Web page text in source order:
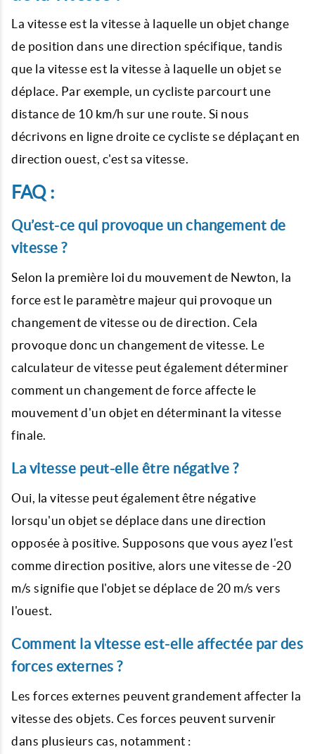
La vitesse est la vitesse à laquelle un objet change
de position dans une direction spécifique, tandis
que la vitesse est la vitesse à laquelle un objet se
déplace. Par exemple, un cycliste parcourt une
distance de 10 km/h sur une route. Si nous
décrivons en ligne droite ce cycliste se déplaçant en
direction ouest, c'est sa vitesse.
FAQ :
Qu’est-ce qui provoque un changement de
vitesse ?
Selon la première loi du mouvement de Newton, la
force est le paramètre majeur qui provoque un
changement de vitesse ou de direction. Cela
provoque donc un changement de vitesse. Le
calculateur de vitesse peut également déterminer
comment un changement de force affecte le
mouvement d'un objet en déterminant la vitesse
finale.
La vitesse peut-elle être négative ?
Oui, la vitesse peut également être négative
lorsqu'un objet se déplace dans une direction
opposée à positive. Supposons que vous ayez l'est
comme direction positive, alors une vitesse de -20
m/s signifie que l'objet se déplace de 20 m/s vers
l'ouest.
Comment la vitesse est-elle affectée par des
forces externes ?
Les forces externes peuvent grandement affecter la
vitesse des objets. Ces forces peuvent survenir
dans plusieurs cas, notamment :